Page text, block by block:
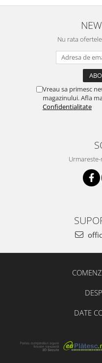
Nu rata
Vreau sa primesc
magazinului. Afla
Confidentialitate
DATE